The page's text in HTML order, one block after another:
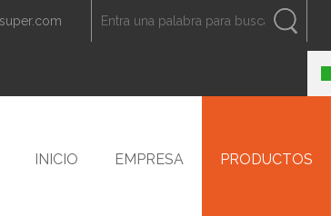
ESPAÑOL
INICIO EMPRESA PRODUCTOS